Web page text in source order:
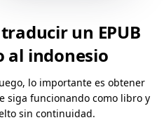
un EPUB
al indonesio
lo importante es obtener
siga funcionando como libro y
sin continuidad.